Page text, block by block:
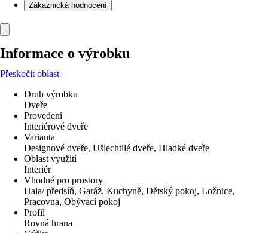
Zákaznická hodnocení
Informace o výrobku
Přeskočit oblast
Druh výrobku
Dveře
Provedení
Interiérové dveře
Varianta
Designové dveře, Ušlechtilé dveře, Hladké dveře
Oblast využití
Interiér
Vhodné pro prostory
Hala/ předsíň, Garáž, Kuchyně, Dětský pokoj, Ložnice,
Pracovna, Obývací pokoj
Profil
Rovná hrana